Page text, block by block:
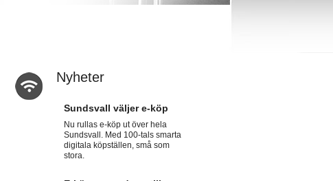
Nyheter
Sundsvall väljer e-köp
Nu rullas e-köp ut över hela
Sundsvall. Med 100-tals smarta
digitala köpställen, små som
stora.